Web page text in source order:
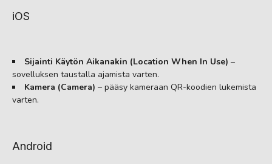
iOS
Sijainti Käytön Aikanakin (Location When In Use) –
sovelluksen taustalla ajamista varten.
Kamera (Camera) – pääsy kameraan QR-koodien lukemista
varten.
Android